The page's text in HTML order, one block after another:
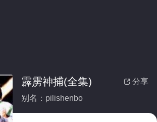
 分享
霹雳神捕(全集)
别名：pilishenbo